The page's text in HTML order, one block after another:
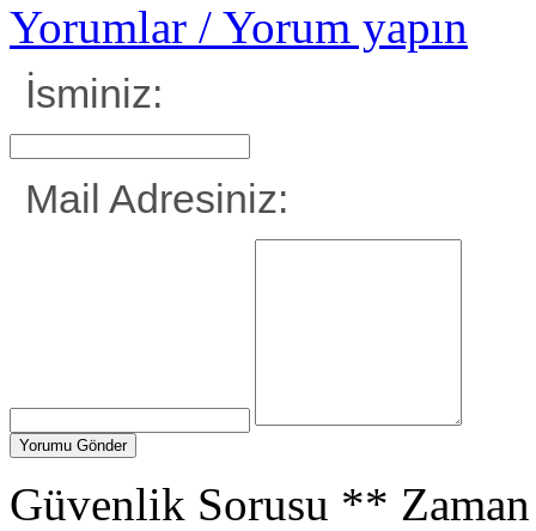
Yorumlar / Yorum yapın
İsminiz:
Mail Adresiniz:
Güvenlik Sorusu **